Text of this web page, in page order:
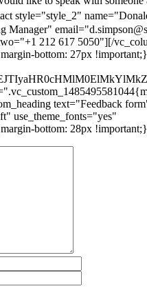
style="style_2"
Manager"
212 617 5050"][/
bottom: 27px
text="Feedback
use_theme_fonts="yes"
bottom: 28px